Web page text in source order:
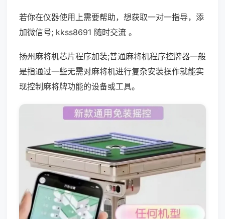
若你在仪器使用上需要帮助，想获取一对一指导，添
加微信号; kkss8691 随时交流 。
扬州麻将机芯片程序加装;普通麻将机程序控牌器一般
是指通过一些无需对麻将机进行复杂安装操作就能实
现控制麻将牌功能的设备或工具。